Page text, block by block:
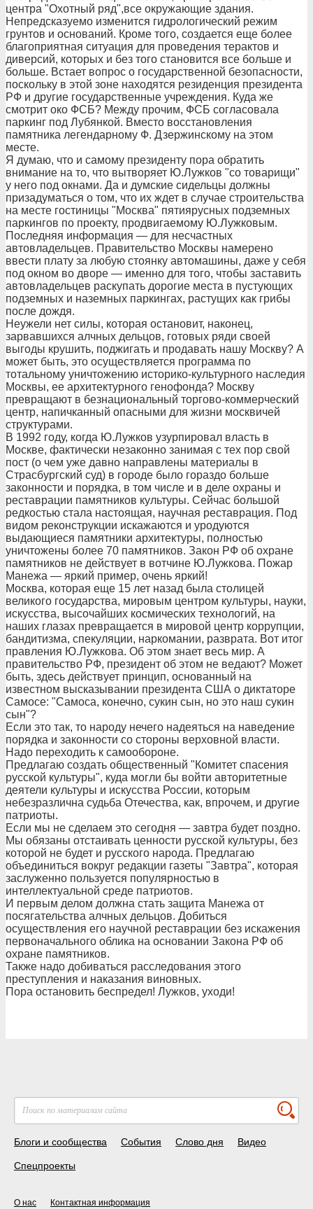
центра "Охотный ряд",все окружающие здания.
Непредсказуемо изменится гидрологический режим
грунтов и оснований. Кроме того, создается еще более
благоприятная ситуация для проведения терактов и
диверсий, которых и без того становится все больше и
больше. Встает вопрос о государственной безопасности,
поскольку в этой зоне находятся резиденция президента
РФ и другие государственные учреждения. Куда же
смотрит око ФСБ? Между прочим, ФСБ согласовала
паркинг под Лубянкой. Вместо восстановления
памятника легендарному Ф. Дзержинскому на этом
месте.
Я думаю, что и самому президенту пора обратить
внимание на то, что вытворяет Ю.Лужков "со товарищи"
у него под окнами. Да и думские сидельцы должны
призадуматься о том, что их ждет в случае строительства
на месте гостиницы "Москва" пятиярусных подземных
паркингов по проекту, продвигаемому Ю.Лужковым.
Последняя информация — для несчастных
автовладельцев. Правительство Москвы намерено
ввести плату за любую стоянку автомашины, даже у себя
под окном во дворе — именно для того, чтобы заставить
автовладельцев раскупать дорогие места в пустующих
подземных и наземных паркингах, растущих как грибы
после дождя.
Неужели нет силы, которая остановит, наконец,
зарвавшихся алчных дельцов, готовых ряди своей
выгоды крушить, поджигать и продавать нашу Москву? А
может быть, это осуществляется программа по
тотальному уничтожению историко-культурного наследия
Москвы, ее архитектурного генофонда? Москву
превращают в безнациональный торгово-коммерческий
центр, напичканный опасными для жизни москвичей
структурами.
В 1992 году, когда Ю.Лужков узурпировал власть в
Москве, фактически незаконно занимая с тех пор свой
пост (о чем уже давно направлены материалы в
Страсбургский суд) в городе было гораздо больше
законности и порядка, в том числе и в деле охраны и
реставрации памятников культуры. Сейчас большой
редкостью стала настоящая, научная реставрация. Под
видом реконструкции искажаются и уродуются
выдающиеся памятники архитектуры, полностью
уничтожены более 70 памятников. Закон РФ об охране
памятников не действует в вотчине Ю.Лужкова. Пожар
Манежа — яркий пример, очень яркий!
Москва, которая еще 15 лет назад была столицей
великого государства, мировым центром культуры, науки,
искусства, высочайших космических технологий, на
наших глазах превращается в мировой центр коррупции,
бандитизма, спекуляции, наркомании, разврата. Вот итог
правления Ю.Лужкова. Об этом знает весь мир. А
правительство РФ, президент об этом не ведают? Может
быть, здесь действует принцип, основанный на
известном высказывании президента США о диктаторе
Самосе: "Самоса, конечно, сукин сын, но это наш сукин
сын"?
Если это так, то народу нечего надеяться на наведение
порядка и законности со стороны верховной власти.
Надо переходить к самообороне.
Предлагаю создать общественный "Комитет спасения
русской культуры", куда могли бы войти авторитетные
деятели культуры и искусства России, которым
небезразлична судьба Отечества, как, впрочем, и другие
патриоты.
Если мы не сделаем это сегодня — завтра будет поздно.
Мы обязаны отстаивать ценности русской культуры, без
которой не будет и русского народа. Предлагаю
объединиться вокруг редакции газеты "Завтра", которая
заслуженно пользуется популярностью в
интеллектуальной среде патриотов.
И первым делом должна стать защита Манежа от
посягательства алчных дельцов. Добиться
осуществления его научной реставрации без искажения
первоначального облика на основании Закона РФ об
охране памятников.
Также надо добиваться расследования этого
преступления и наказания виновных.
Пора остановить беспредел! Лужков, уходи!
Блоги и сообщества События Слово дня Видео
Спецпроекты
О нас Контактная информация